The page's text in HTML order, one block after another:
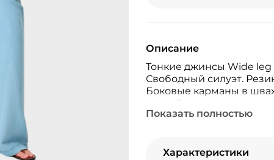
Описание
Тонкие джинсы Wide leg
Свободный силуэт.
Боковые карманы в
варкой.
Показать полностью
Характеристики